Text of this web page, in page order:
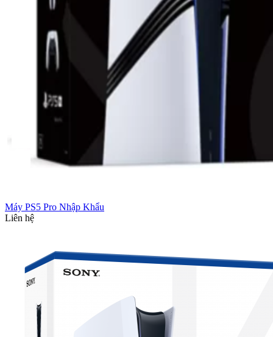
Máy PS5 Pro Nhập Khẩu
Liên hệ